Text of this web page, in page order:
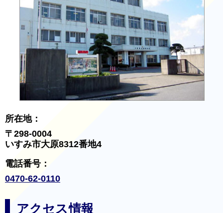
所在地：
〒298-0004
いすみ市大原8312番地4
電話番号：
0470-62-0110
アクセス情報